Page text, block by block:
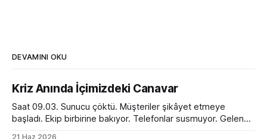
DEVAMINI OKU
Kriz Anında İçimizdeki Canavar
Saat 09.03. Sunucu çöktü. Müşteriler şikâyet etmeye
başladı. Ekip birbirine bakıyor. Telefonlar susmuyor. Gelen
21 Haz 2026